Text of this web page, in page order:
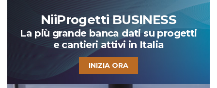
NiiProgetti BUSINESS
La più grande banca dati su progetti
e cantieri attivi in Italia
INIZIA ORA